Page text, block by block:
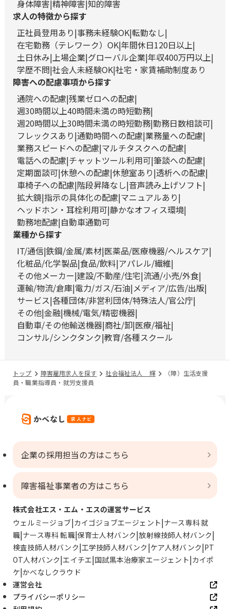
身体障害 精神障害 知的障害
求人の特徴から探す
正社員登用あり 事務未経験OK 転勤なし
在宅勤務（テレワーク）OK 年間休日120日以上
土日休み 上場企業 グローバル企業 年収400万円以上
学歴不問 社会人未経験OK 社宅・家賃補助制度あり
障害への配慮事項から探す
通院への配慮 残業ゼロへの配慮
週30時間以上40時間未満の時短勤務
週20時間以上30時間未満の時短勤務 勤務日数相談可
フレックスあり 通勤時間への配慮 業務量への配慮
業務スピードへの配慮 マルチタスクへの配慮
電話への配慮 チャットツール利用可 筆談への配慮
定期面談可 休憩への配慮 休憩室あり 透析への配慮
車椅子への配慮 階段昇降なし 音声読み上げソフト
拡大鏡 指示の具体化の配慮 マニュアルあり
ヘッドホン・耳栓利用可 静かなオフィス環境
勤務地配慮 自動車通勤可
業種から探す
IT/通信 鉄鋼/金属/素材 医薬品/医療機器/ヘルスケア
化粧品/化学製品 食品/飲料 アパレル/繊維
その他メーカー 建設/不動産/住宅 流通/小売/外食
運輸/物流/倉庫 電力/ガス/石油 メディア/広告/出版
サービス 各種団体/非営利団体/特殊法人/官公庁
その他 金融 機械/電気/精密機器
自動車/その他輸送機器 商社/卸 医療/福祉
コンサル/シンクタンク 教育/各種スクール
トップ 障害雇用求人を探す 社会福祉法人 輝
（障）生活支援
員・職業指導員・就労支援員
企業の採用担当の方はこちら
障害福祉事業者の方はこちら
株式会社エス・エム・エスの運営サービス
ウェルミージョブ カイゴジョブエージェント ナース専科 就
職 ナース専科 転職 保育士人材バンク 放射線技師人材バンク
検査技師人材バンク 工学技師人材バンク ケア人材バンク PT
OT人材バンク エイチエ 国試黒本治療家エージェント カイポ
ケ かべなしクラウド
運営会社
プライバシーポリシー